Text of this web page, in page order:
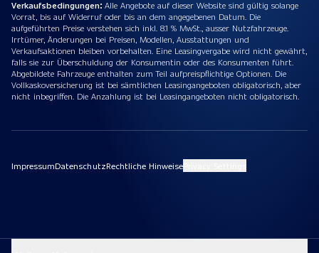
Verkaufsbedingungen: Alle Angebote auf dieser Website sind gültig solange
Vorrat, bis auf Widerruf oder bis an dem angegebenen Datum. Die
aufgeführten Preise verstehen sich inkl. 8.1 % MwSt., ausser Nutzfahrzeuge.
Irrtümer, Änderungen bei Preisen, Modellen, Ausstattungen und
Verkaufsaktionen bleiben vorbehalten. Eine Leasingvergabe wird nicht gewährt,
falls sie zur Überschuldung der Konsumentin oder des Konsumenten führt.
Abgebildete Fahrzeuge enthalten zum Teil aufpreispflichtige Optionen. Die
Vollkaskoversicherung ist bei sämtlichen Leasingangeboten obligatorisch, aber
nicht inbegriffen. Die Anzahlung ist bei Leasingangeboten nicht obligatorisch.
ImpressumDatenschutzRechtliche Hinweise